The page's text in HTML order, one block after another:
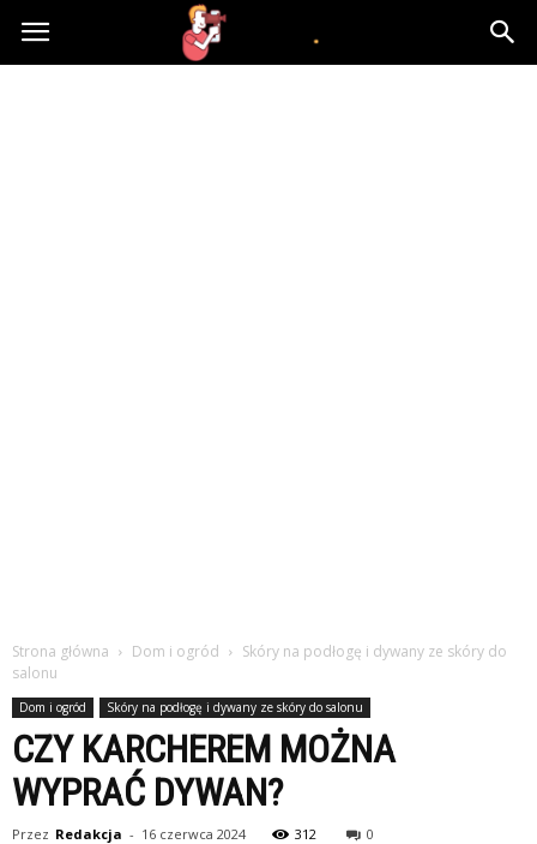
atvn.pl
Strona główna Dom i ogród
Skóry na podłogę i dywany ze skóry do
salonu
Dom i ogród Skóry na podłogę i dywany ze skóry do salonu
CZY KARCHEREM MOŻNA
WYPRAĆ DYWAN?
Przez Redakcja - 16 czerwca 2024 312 0